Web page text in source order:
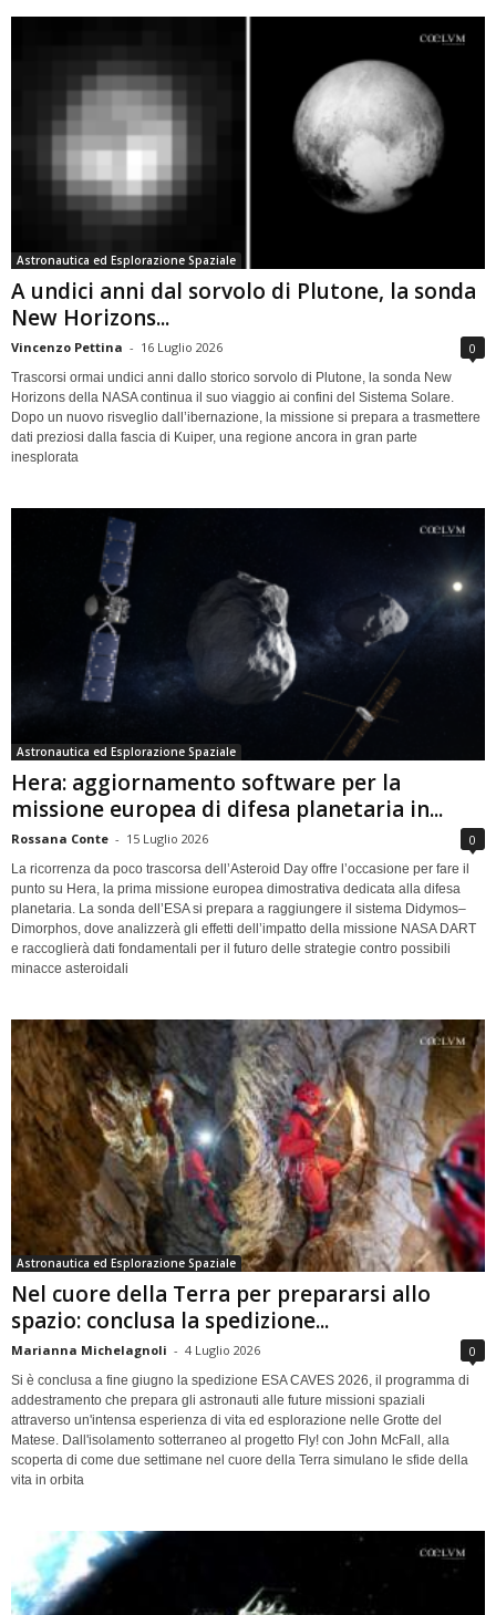
Astronautica ed Esplorazione Spaziale
A undici anni dal sorvolo di Plutone, la sonda
New Horizons...
Vincenzo Pettina - 16 Luglio 2026 0
Trascorsi ormai undici anni dallo storico sorvolo di Plutone, la sonda New
Horizons della NASA continua il suo viaggio ai confini del Sistema Solare.
Dopo un nuovo risveglio dall’ibernazione, la missione si prepara a trasmettere
dati preziosi dalla fascia di Kuiper, una regione ancora in gran parte
inesplorata
Astronautica ed Esplorazione Spaziale
Hera: aggiornamento software per la
missione europea di difesa planetaria in...
Rossana Conte - 15 Luglio 2026 0
La ricorrenza da poco trascorsa dell’Asteroid Day offre l’occasione per fare il
punto su Hera, la prima missione europea dimostrativa dedicata alla difesa
planetaria. La sonda dell’ESA si prepara a raggiungere il sistema Didymos–
Dimorphos, dove analizzerà gli effetti dell’impatto della missione NASA DART
e raccoglierà dati fondamentali per il futuro delle strategie contro possibili
minacce asteroidali
Astronautica ed Esplorazione Spaziale
Nel cuore della Terra per prepararsi allo
spazio: conclusa la spedizione...
Marianna Michelagnoli - 4 Luglio 2026 0
Si è conclusa a fine giugno la spedizione ESA CAVES 2026, il programma di
addestramento che prepara gli astronauti alle future missioni spaziali
attraverso un'intensa esperienza di vita ed esplorazione nelle Grotte del
Matese. Dall'isolamento sotterraneo al progetto Fly! con John McFall, alla
scoperta di come due settimane nel cuore della Terra simulano le sfide della
vita in orbita